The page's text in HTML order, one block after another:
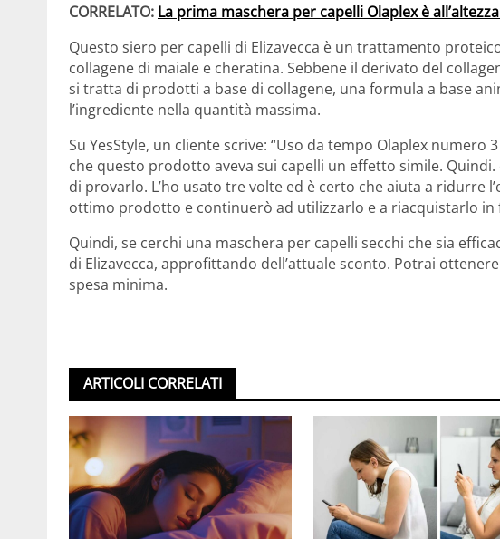
CORRELATO: La prima maschera per capelli Olaplex è
Questo siero per capelli di Elizavecca è un trattamento
collagene di maiale e cheratina. Sebbene il derivato del
si tratta di prodotti a base di collagene, una formula a base
l’ingrediente nella quantità massima.
Su YesStyle, un cliente scrive: “Uso da tempo Olaplex numero
che questo prodotto aveva sui capelli un effetto simile.
di provarlo. L’ho usato tre volte ed è certo che aiuta a ridurre
ottimo prodotto e continuerò ad utilizzarlo e a riacquistarlo in
Quindi, se cerchi una maschera per capelli secchi che sia
di Elizavecca, approfittando dell’attuale sconto. Potrai
spesa minima.
ARTICOLI CORRELATI